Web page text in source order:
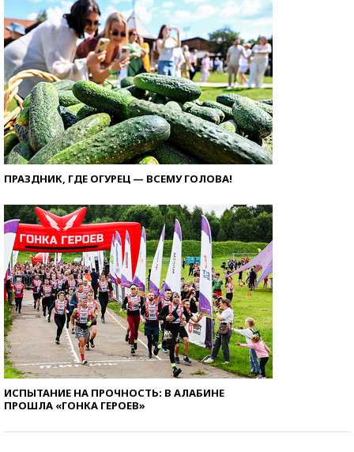
ПРАЗДНИК, ГДЕ ОГУРЕЦ — ВСЕМУ ГОЛОВА!
ИСПЫТАНИЕ НА ПРОЧНОСТЬ: В АЛАБИНЕ
ПРОШЛА «ГОНКА ГЕРОЕВ»